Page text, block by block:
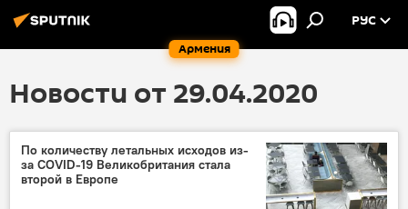
Армения
РУС
Новости от 29.04.2020
По количеству летальных исходов из-
за COVID-19 Великобритания стала
второй в Европе